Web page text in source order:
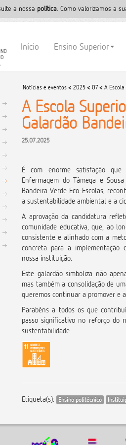
a nossa polí­tica . Como valorizamos a
Início Ensino Superior
Notícias e eventos < 2025 < 07 < A
A Escola
Galardão
25.07.2025
É com enorme satisfação
Enfermagem do Tâmega e
Bandeira Verde Eco-Escolas,
a sustentabilidade ambiental e a
A aprovação da candidatura
comunidade educativa, que, ao
consistente e alinhado com a
concreta para a implementação
nossa instituição.
Este galardão simboliza não
mas também a consolidação de
queremos continuar a promover e
Parabéns a todos os que
passo significativo no reforço do
sustentabilidade.
Etiqueta(s): Ensino politécnico